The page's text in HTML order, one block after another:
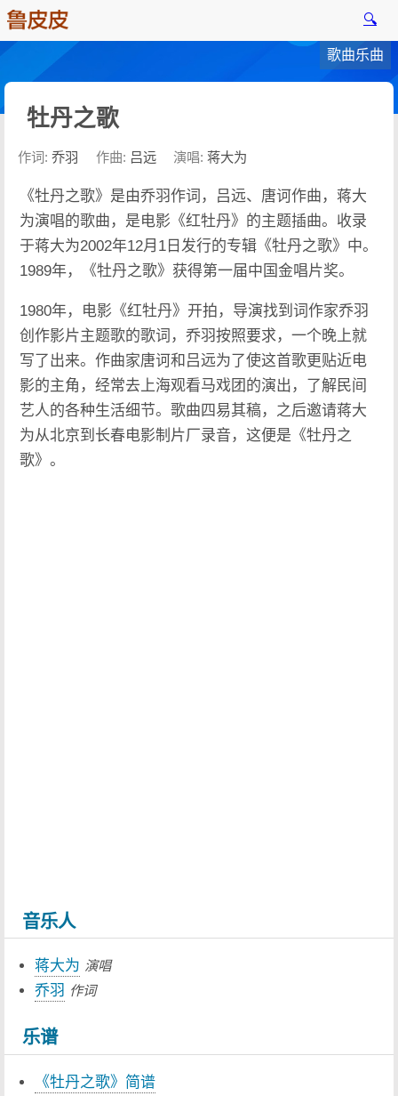
🔍
歌曲乐曲
牡丹之歌
作词: 乔羽 作曲: 吕远 演唱: 蒋大为
《牡丹之歌》是由乔羽作词，吕远、唐诃作曲，蒋大
为演唱的歌曲，是电影《红牡丹》的主题插曲。收录
于蒋大为2002年12月1日发行的专辑《牡丹之歌》中。
1989年，《牡丹之歌》获得第一届中国金唱片奖。
1980年，电影《红牡丹》开拍，导演找到词作家乔羽
创作影片主题歌的歌词，乔羽按照要求，一个晚上就
写了出来。作曲家唐诃和吕远为了使这首歌更贴近电
影的主角，经常去上海观看马戏团的演出，了解民间
艺人的各种生活细节。歌曲四易其稿，之后邀请蒋大
为从北京到长春电影制片厂录音，这便是《牡丹之
歌》。
音乐人
蒋大为 演唱
乔羽 作词
乐谱
《牡丹之歌》简谱